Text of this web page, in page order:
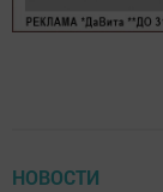
НОВОСТИ